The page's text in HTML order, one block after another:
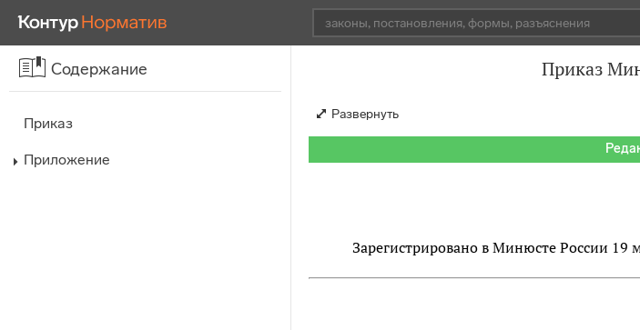
Содержание
Приказ
Приложение
Приказ
Развернуть
Зарегистрировано в Минюсте России 19